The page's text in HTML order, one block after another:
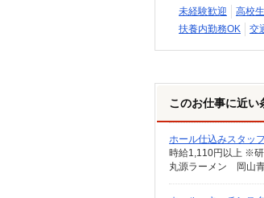
未経験歓迎
高校
扶養内勤務OK
交
このお仕事に近い
ホール仕込みスタッ
時給1,110円以上 ※
丸源ラーメン 岡山